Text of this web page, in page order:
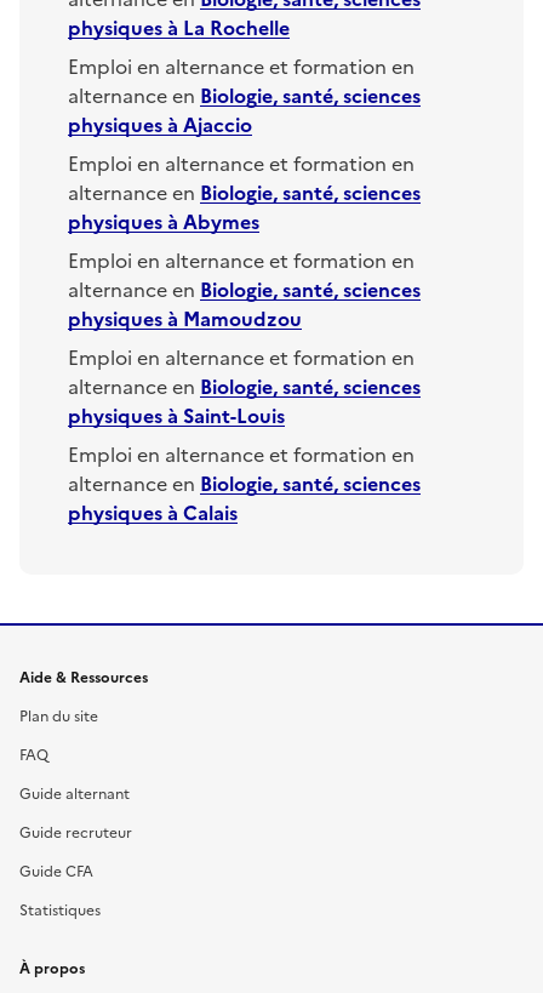
physiquesà La Rochelle
Emploi en alternance et formation en
alternance en Biologie, santé, sciences
physiquesà Ajaccio
Emploi en alternance et formation en
alternance en Biologie, santé, sciences
physiquesà Abymes
Emploi en alternance et formation en
alternance en Biologie, santé, sciences
physiquesà Mamoudzou
Emploi en alternance et formation en
alternance en Biologie, santé, sciences
physiquesà Saint-Louis
Emploi en alternance et formation en
alternance en Biologie, santé, sciences
physiquesà Calais
Informations et liens du site
Aide & Ressources
Plan du site
FAQ
Guide alternant
Guide recruteur
Guide CFA
Statistiques
À propos